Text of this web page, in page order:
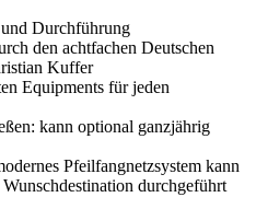
Durchführung
den achtfachen Deutschen
Kuffer
Equipments für jeden
kann optional ganzjährig
Pfeilfangnetzsystem kann
durchgeführt